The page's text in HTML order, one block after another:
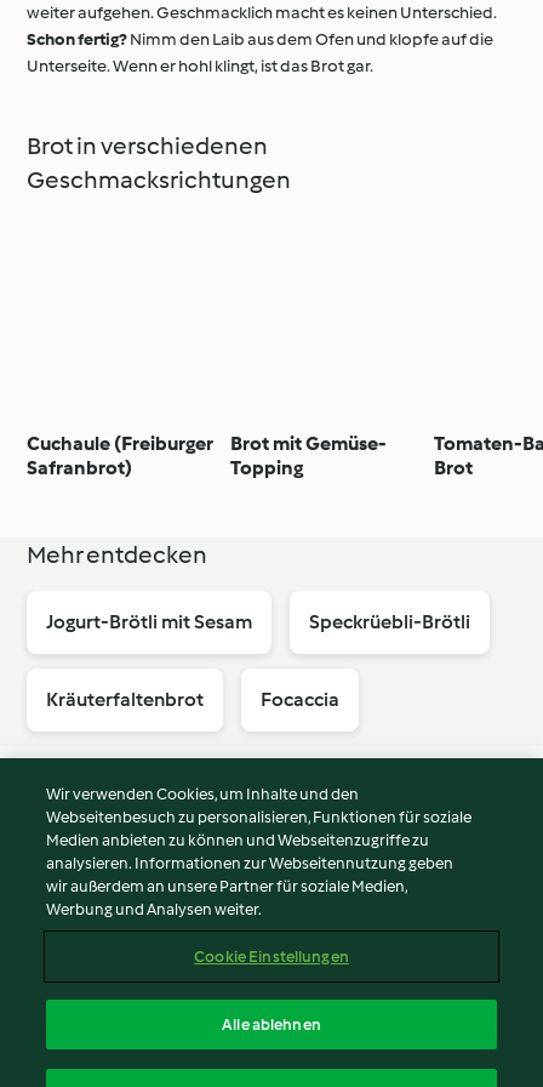
weiter aufgehen. Geschmacklich macht es keinen Unterschied.
Schon fertig?Nimm den Laib aus dem Ofen und klopfe auf die
Unterseite. Wenn er hohl klingt, ist das Brot gar.
Brot in verschiedenen
Geschmacksrichtungen
Cuchaule (Freiburger
Safranbrot)
Brot mit Gemüse-
Topping
Tomaten-
Brot
Mehr entdecken
Jogurt-Brötli mit Sesam Speckrüebli-Brötli
Kräuterfaltenbrot Focaccia
© Copyright 2026
Nutzungsbedingungen
Datenschutzrichtlinien
Impressum
Inhalt melden
Wir verwenden Cookies, um Inhalte und den
Webseitenbesuch zu personalisieren, Funktionen für soziale
Medien anbieten zu können und Webseitenzugriffe zu
analysieren. Informationen zur Webseitennutzung geben
wir außerdem an unsere Partner für soziale Medien,
Werbung und Analysen weiter.
Cookie Einstellungen
Alle ablehnen